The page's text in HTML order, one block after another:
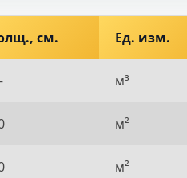
см. Ед. изм.
м³
м²
м²